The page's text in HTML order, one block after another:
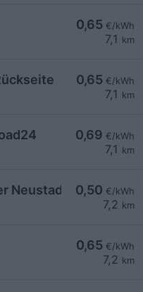
0,65 €/kWh
7,1 km
0,65 €/kWh
7,1 km
0,69 €/kWh
7,1 km
0,50 €/kWh
7,2 km
Neustadt, Austria
0,65 €/kWh
7,2 km